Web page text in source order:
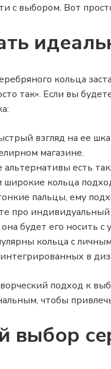
с выбором. Вот
кольца
так». Если вы
взгляд на ее
магазине.
альтернативы есть
кольца
пальцы, ему
про индивидуальный
будет его носить с
кольца с
в
подход к
чтобы
выбор